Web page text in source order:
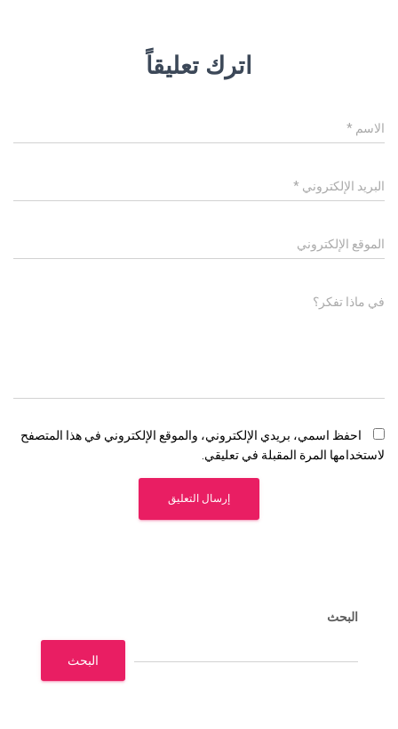
اترك تعليقاً
الاسم *
البريد الإلكتروني *
الموقع الإلكتروني
في ماذا تفكر؟
احفظ اسمي، بريدي الإلكتروني، والموقع الإلكتروني في هذا المتصفح
لاستخدامها المرة المقبلة في تعليقي.
البحث
البحث